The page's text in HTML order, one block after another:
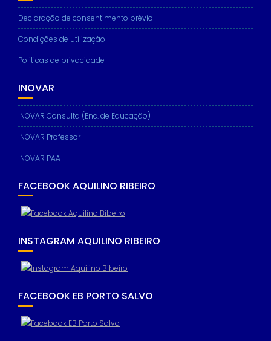
Declaração de consentimento prévio
Condições de utilização
Politicas de privacidade
INOVAR
INOVAR Consulta (Enc. de Educação)
INOVAR Professor
INOVAR PAA
FACEBOOK AQUILINO RIBEIRO
INSTAGRAM AQUILINO RIBEIRO
FACEBOOK EB PORTO SALVO